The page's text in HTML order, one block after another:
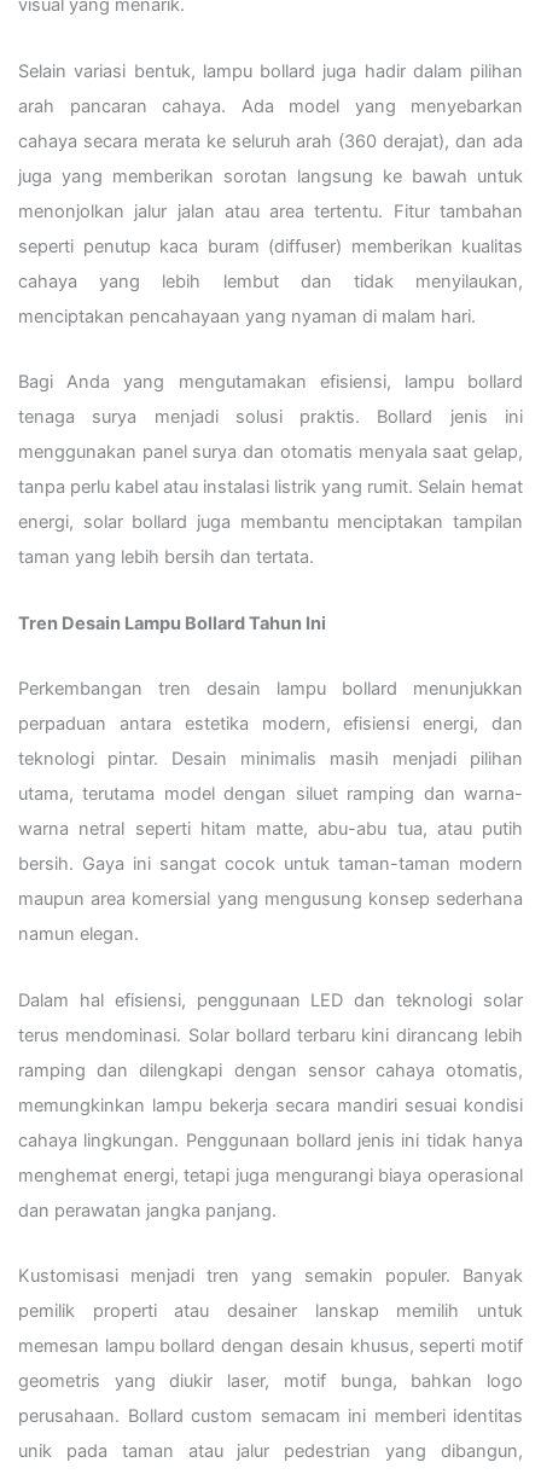
visual yang menarik.
Selain variasi bentuk, lampu bollard juga hadir dalam pilihan
arah pancaran cahaya. Ada model yang menyebarkan
cahaya secara merata ke seluruh arah (360 derajat), dan ada
juga yang memberikan sorotan langsung ke bawah untuk
menonjolkan jalur jalan atau area tertentu. Fitur tambahan
seperti penutup kaca buram (diffuser) memberikan kualitas
cahaya yang lebih lembut dan tidak menyilaukan,
menciptakan pencahayaan yang nyaman di malam hari.
Bagi Anda yang mengutamakan efisiensi, lampu bollard
tenaga surya menjadi solusi praktis. Bollard jenis ini
menggunakan panel surya dan otomatis menyala saat gelap,
tanpa perlu kabel atau instalasi listrik yang rumit. Selain hemat
energi, solar bollard juga membantu menciptakan tampilan
taman yang lebih bersih dan tertata.
Tren Desain Lampu Bollard Tahun Ini
Perkembangan tren desain lampu bollard menunjukkan
perpaduan antara estetika modern, efisiensi energi, dan
teknologi pintar. Desain minimalis masih menjadi pilihan
utama, terutama model dengan siluet ramping dan warna-
warna netral seperti hitam matte, abu-abu tua, atau putih
bersih. Gaya ini sangat cocok untuk taman-taman modern
maupun area komersial yang mengusung konsep sederhana
namun elegan.
Dalam hal efisiensi, penggunaan LED dan teknologi solar
terus mendominasi. Solar bollard terbaru kini dirancang lebih
ramping dan dilengkapi dengan sensor cahaya otomatis,
memungkinkan lampu bekerja secara mandiri sesuai kondisi
cahaya lingkungan. Penggunaan bollard jenis ini tidak hanya
menghemat energi, tetapi juga mengurangi biaya operasional
dan perawatan jangka panjang.
Kustomisasi menjadi tren yang semakin populer. Banyak
pemilik properti atau desainer lanskap memilih untuk
memesan lampu bollard dengan desain khusus, seperti motif
geometris yang diukir laser, motif bunga, bahkan logo
perusahaan. Bollard custom semacam ini memberi identitas
unik pada taman atau jalur pedestrian yang dibangun,